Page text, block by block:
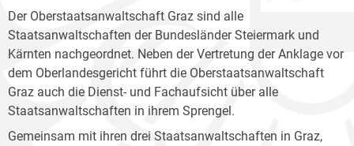
Der Oberstaatsanwaltschaft Graz sind alle
Staatsanwaltschaften der Bundesländer Steiermark und
Kärnten nachgeordnet. Neben der Vertretung der Anklage vor
dem Oberlandesgericht führt die Oberstaatsanwaltschaft
Graz auch die Dienst- und Fachaufsicht über alle
Staatsanwaltschaften in ihrem Sprengel.
Gemeinsam mit ihren drei Staatsanwaltschaften in Graz,